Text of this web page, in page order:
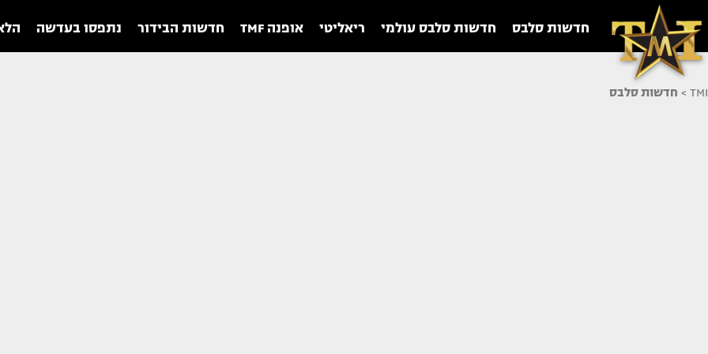
חדשות סלבס חדשות סלבס עולמי ריאליטי אופנה TMF חדשות הבידור נתפסו בעדשה
TMI
> חדשות סלבס